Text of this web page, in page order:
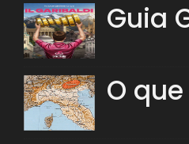
Guia
O